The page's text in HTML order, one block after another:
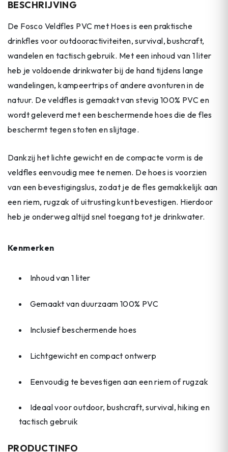
BESCHRIJVING
De Fosco Veldfles PVC met Hoes is een praktische
drinkfles voor outdooractiviteiten, survival, bushcraft,
wandelen en tactisch gebruik. Met een inhoud van 1 liter
heb je voldoende drinkwater bij de hand tijdens lange
wandelingen, kampeertrips of andere avonturen in de
natuur. De veldfles is gemaakt van stevig 100% PVC en
wordt geleverd met een beschermende hoes die de fles
beschermt tegen stoten en slijtage.
Dankzij het lichte gewicht en de compacte vorm is de
veldfles eenvoudig mee te nemen. De hoes is voorzien
van een bevestigingslus, zodat je de fles gemakkelijk aan
een riem, rugzak of uitrusting kunt bevestigen. Hierdoor
heb je onderweg altijd snel toegang tot je drinkwater.
Kenmerken
Inhoud van 1 liter
Gemaakt van duurzaam 100% PVC
Inclusief beschermende hoes
Lichtgewicht en compact ontwerp
Eenvoudig te bevestigen aan een riem of rugzak
Ideaal voor outdoor, bushcraft, survival, hiking en
tactisch gebruik
PRODUCTINFO